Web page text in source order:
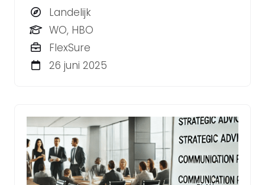
een rol met zowel zelfstandigheid als
teamkracht? Wil je werken in een
dynamische omgeving met vakgenoten
die continu groeien en ontwikkelen? Dan
Landelijk
WO, HBO
FlexSure
26 juni 2025